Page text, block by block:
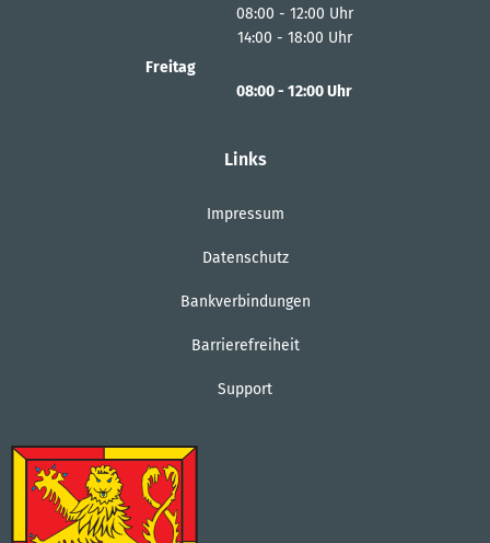
08:00 - 12:00 Uhr
Von 08:00 bis 12:00 Uhr
14:00 - 18:00 Uhr
Freitag
08:00- 12:00Uhr
Links
Impressum
Datenschutz
Bankverbindungen
Barrierefreiheit
Support